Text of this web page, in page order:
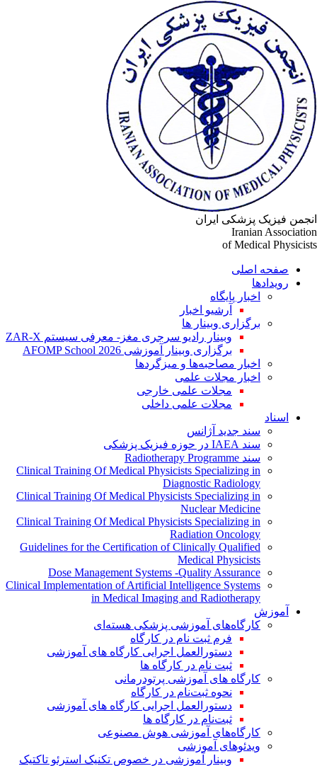
فیزیک پزشکی ایران
Iranian
of Medical
صفحه اصلی
رویدادها
اخبار پایگاه
آرشیو اخبار
برگزاری وبینار ها
وبینار رادیو سرجری مغز- معرفی سیستم ZAR-X
برگزاری وبینار آموزشی AFOMP School 2026
اخبار مصاحبه‌ها و میزگردها
اخبار مجلات علمی
مجلات علمی خارجی
مجلات علمی داخلی
اسناد
سند جدید آژانس
سند IAEA در حوزه فیزیک پزشکی
سند Radiotherapy Programme
Clinical Training Of Medical Physicists Specializing in
Diagnostic Radiology
Clinical Training Of Medical Physicists Specializing in
Nuclear Medicine
Clinical Training Of Medical Physicists Specializing in
Radiation Oncology
Guidelines for the Certification of Clinically Qualified
Medical Physicists
Dose Management Systems -Quality Assurance
Clinical Implementation of Artificial Intelligence Systems
in Medical Imaging and Radiotherapy
آموزش
کارگاه‌های آموزشی پزشکی هسته‌ای
فرم ثبت نام در کارگاه
دستورالعمل اجرایی کارگاه های آموزشی
ثبت نام در کارگاه ها
کارگاه های آموزشی پرتودرمانی
نحوه ثبت‌نام در کارگاه
دستورالعمل اجرایی کارگاه های آموزشی
ثبت‌نام در کارگاه ها
کارگاه‌های آموزشی هوش مصنوعی
ویدئوهای آموزشی
وبینار آموزشی در خصوص تکنیک استرئو تاکتیک